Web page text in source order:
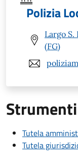
Polizia
Largo S.
(FG)
Tutela
Tutela